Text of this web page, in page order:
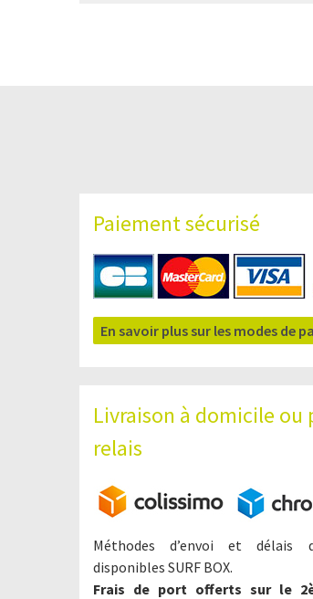
Paiement sécurisé
En savoir plus sur les modes de
Livraison à domicile ou
relais
Méthodes d’envoi et délais
disponibles SURF BOX.
Frais de port offerts sur le